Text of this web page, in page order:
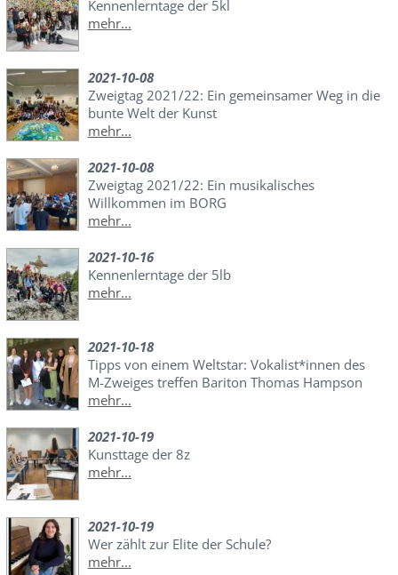
Kennenlerntage der 5kl
mehr...
2021-10-08
Zweigtag 2021/22: Ein gemeinsamer Weg in die
bunte Welt der Kunst
mehr...
2021-10-08
Zweigtag 2021/22: Ein musikalisches
Willkommen im BORG
mehr...
2021-10-16
Kennenlerntage der 5lb
mehr...
2021-10-18
Tipps von einem Weltstar: Vokalist*innen des
M-Zweiges treffen Bariton Thomas Hampson
mehr...
2021-10-19
Kunsttage der 8z
mehr...
2021-10-19
Wer zählt zur Elite der Schule?
mehr...